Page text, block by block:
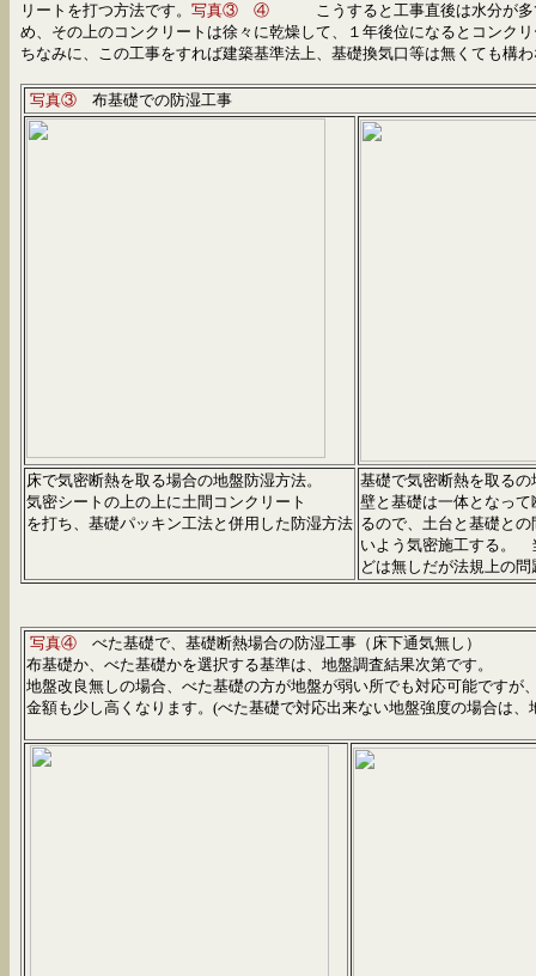
リートを打つ方法です。 写真③ ④
こうすると工事直後は水分が多
め、その上のコンクリートは徐々に乾燥して、
１年後位になるとコンク
ちなみに、この工事をすれば建築基準法上、基礎換気口等は無くても構
写真③ 布基礎での防湿工事
床で気密断熱を取る場合の地盤防湿方法。
気密シートの上の上に土間コンクリート
を打ち、基礎パッキン工法と併用した防湿方法
基礎で気密断熱を取る
壁と基礎は一体となっ
るので、土台と基礎と
いよう気密施工する。
どは無しだが法規上の
写真④ べた基礎で、基礎断熱場合の防湿工事（床下通気無し）
布基礎か、べた基礎かを選択する基準は、地盤調査結果次第です。
地盤改良無しの場合、べた基礎の方が地盤が弱い所でも対応可能ですが
金額も少し高くなります。(べた基礎で対応出来ない地盤強度の場合は、